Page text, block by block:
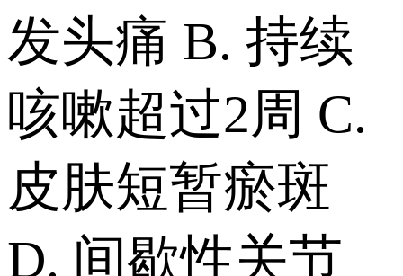
发头痛 B. 持续
咳嗽超过2周 C.
皮肤短暂瘀斑
D. 间歇性关节